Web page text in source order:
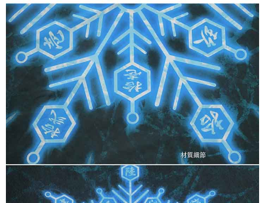
每筆NT$100，滿NT$1,300(含以上)免運費
宅配-離島(澎湖/金門/馬祖)-木棉花樂園專用
每筆NT$220
黑貓宅配-貨到付款
每筆NT$150